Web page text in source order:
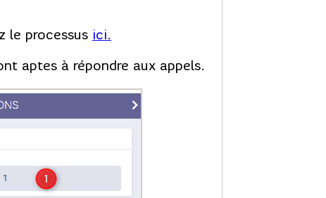
le processus ici.
aptes à répondre aux appels.